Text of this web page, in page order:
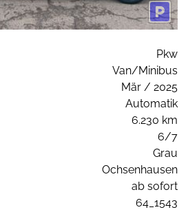
Pkw
Van/Minibus
Mär / 2025
Automatik
6.230 km
6/7
Grau
Ochsenhausen
ab sofort
64_1543